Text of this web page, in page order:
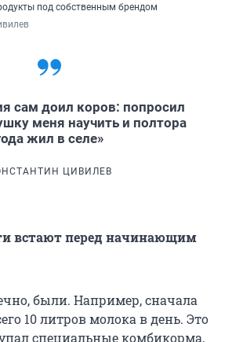
под собственным брендом
сам доил коров: попросил
меня научить и полтора
жил в селе»
ЦИВИЛЕВ
встают перед начинающим
были. Например, сначала
10 литров молока в день. Это
специальные комбикорма,